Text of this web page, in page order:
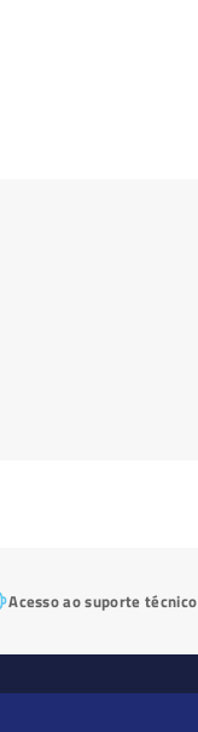
Acesso ao suporte técnico